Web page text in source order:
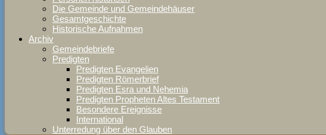
Die Gemeinde und Gemeindehäuser
Gesamtgeschichte
Historische Aufnahmen
Archiv
Gemeindebriefe
Predigten
Predigten Evangelien
Predigten Römerbrief
Predigten Esra und Nehemia
Predigten Propheten Altes Testament
Besondere Ereignisse
International
Unterredung über den Glauben